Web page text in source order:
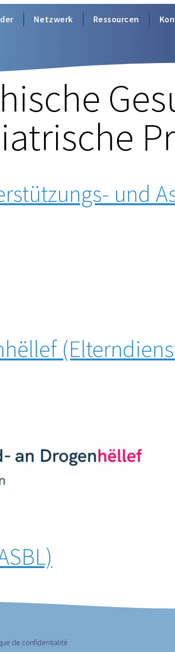
Netzwerk Ressourcen
und
de confidentialité